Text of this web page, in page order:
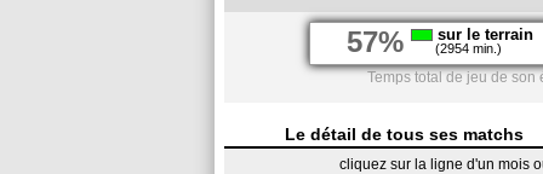
57% sur le terrain
(2954 min.)
Temps total de jeu de son
Le détail de tous ses matchs
cliquez sur la ligne d'un mois